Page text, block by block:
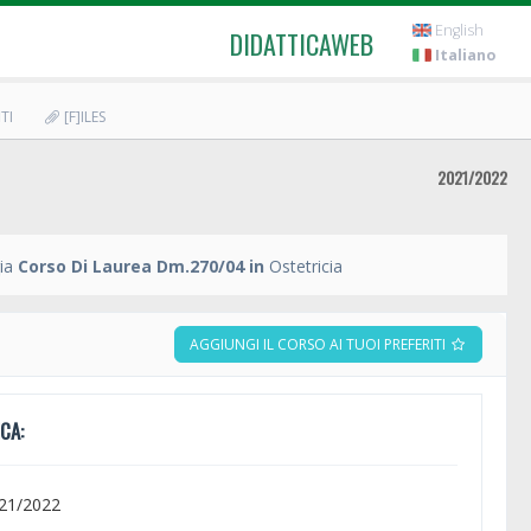
DIDATTICAWEB
English
Italiano
[F]ILES
2021/2022
Corso Di Laurea Dm.270/04 in Ostetricia
AGGIUNGI IL CORSO AI TUOI PREFERITI
2022